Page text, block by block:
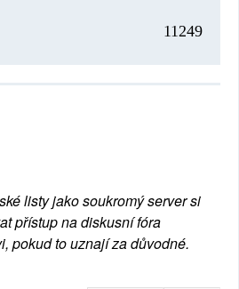
11249
listy jako soukromý server si
přístup na diskusní fóra
pokud to uznají za důvodné.